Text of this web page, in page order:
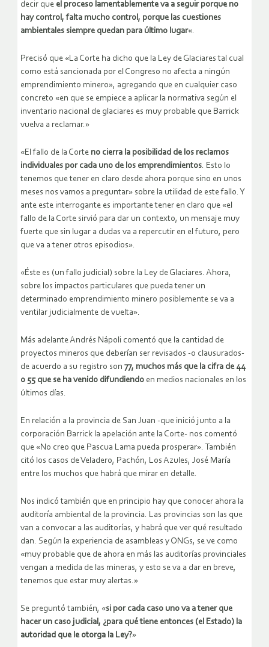
decir que el proceso lamentablemente va a seguir porque no
hay control, falta mucho control, porque las cuestiones
ambientales siempre quedan para último lugar«.
Precisó que «La Corte ha dicho que la Ley de Glaciares tal cual
como está sancionada por el Congreso no afecta a ningún
emprendimiento minero», agregando que en cualquier caso
concreto «en que se empiece a aplicar la normativa según el
inventario nacional de glaciares es muy probable que Barrick
vuelva a reclamar.»
«El fallo de la Corte no cierra la posibilidad de los reclamos
individuales por cada uno de los emprendimientos. Esto lo
tenemos que tener en claro desde ahora porque sino en unos
meses nos vamos a preguntar» sobre la utilidad de este fallo. Y
ante este interrogante es importante tener en claro que «el
fallo de la Corte sirvió para dar un contexto, un mensaje muy
fuerte que sin lugar a dudas va a repercutir en el futuro, pero
que va a tener otros episodios».
«Éste es (un fallo judicial) sobre la Ley de Glaciares. Ahora,
sobre los impactos particulares que pueda tener un
determinado emprendimiento minero posiblemente se va a
ventilar judicialmente de vuelta».
Más adelante Andrés Nápoli comentó que la cantidad de
proyectos mineros que deberían ser revisados -o clausurados-
de acuerdo a su registro son 77, muchos más que la cifra de 44
o 55 que se ha venido difundiendo en medios nacionales en los
últimos días.
En relación a la provincia de San Juan -que inició junto a la
corporación Barrick la apelación ante la Corte- nos comentó
que «No creo que Pascua Lama pueda prosperar». También
citó los casos de Veladero, Pachón, Los Azules, José María
entre los muchos que habrá que mirar en detalle.
Nos indicó también que en principio hay que conocer ahora la
auditoría ambiental de la provincia. Las provincias son las que
van a convocar a las auditorías, y habrá que ver qué resultado
dan. Según la experiencia de asambleas y ONGs, se ve como
«muy probable que de ahora en más las auditorías provinciales
vengan a medida de las mineras, y esto se va a dar en breve,
tenemos que estar muy alertas.»
Se preguntó también, «si por cada caso uno va a tener que
hacer un caso judicial, ¿para qué tiene entonces (el Estado) la
autoridad que le otorga la Ley?»